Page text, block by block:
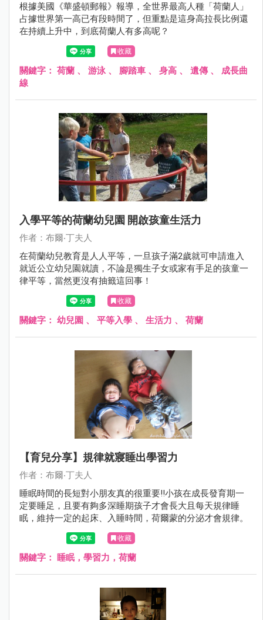
根據美國《華盛頓郵報》報導，全世界最高人種「荷蘭人」
占據世界第一高已有段時間了，但重點是這身高拉長比例還
在持續上升中，到底荷蘭人有多高呢？
收藏
關鍵字： 荷蘭 、 游泳 、 腳踏車 、 身高 、 遺傳、 成長曲
線
入學平等的荷蘭幼兒園 開啟孩童生活力
作者：布爾‧丁夫人
在荷蘭幼兒教育是人人平等，一旦孩子滿2歲就可申請進入
就近公立幼兒園就讀，不論是獨生子女或家有手足的孩童一
律平等，當然更沒有抽籤這回事！
收藏
關鍵字： 幼兒園 、 平等入學 、 生活力 、 荷蘭
【育兒分享】規律就寢睡出學習力
作者：布爾‧丁夫人
睡眠時間的長短對小朋友真的很重要!!小孩在成長發育期一
定要睡足，且要有夠多深睡期孩子才會長大且每天規律睡
眠，維持一定的起床、入睡時間，荷爾蒙的分泌才會規律。
收藏
關鍵字： 睡眠，學習力，荷蘭